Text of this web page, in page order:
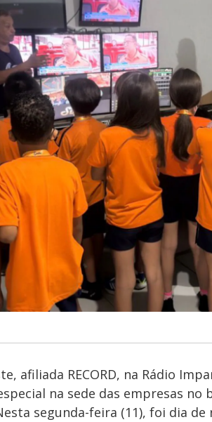
afiliada RECORD, na Rádio
na sede das empresas no
segunda-feira (11), foi dia